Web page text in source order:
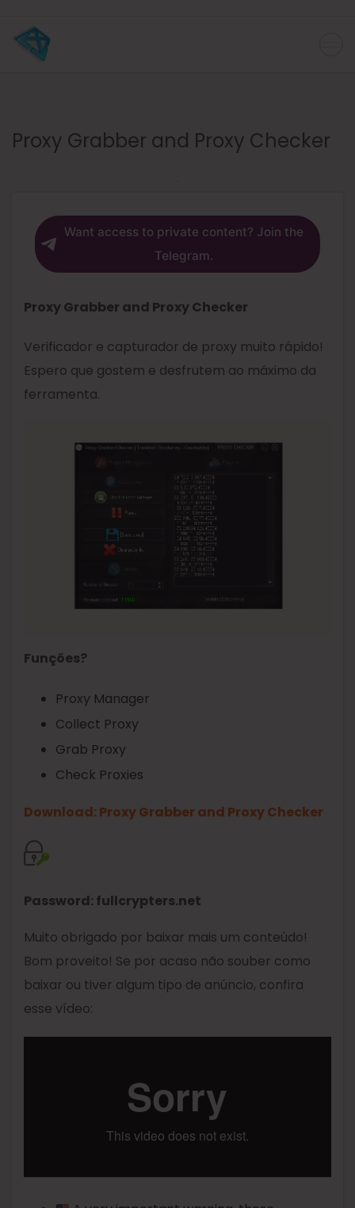
Proxy Grabber and Proxy Checker
Want access to private content? Join the
Telegram.
Proxy Grabber and Proxy Checker
Verificador e capturador de proxy muito rápido!
Espero que gostem e desfrutem ao máximo da
ferramenta.
Funções?
Proxy Manager
Collect Proxy
Grab Proxy
Check Proxies
Download: Proxy Grabber and Proxy Checker
Password: fullcrypters.net
Muito obrigado por baixar mais um conteúdo!
Bom proveito! Se por acaso não souber como
baixar ou tiver algum tipo de anúncio, confira
esse vídeo: